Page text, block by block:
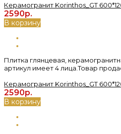
Керамогранит Korinthos_GT
2590р.
В корзину
Плитка глянцевая,
артикул имеет 4 лица.Товар
Керамогранит Korinthos_GT
2590р.
В корзину